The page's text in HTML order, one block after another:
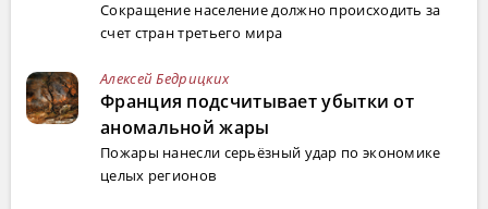
Сокращение население должно происходить за
счет стран третьего мира
Алексей Бедрицких
Франция подсчитывает убытки от
аномальной жары
Пожары нанесли серьёзный удар по экономике
целых регионов